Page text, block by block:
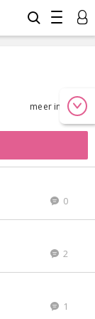
meer info
0
2
1